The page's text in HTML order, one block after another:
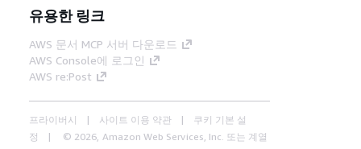
유용한 링크
AWS 문서 MCP 서버 다운로드
AWS Console에 로그인
AWS re:Post
프라이버시 사이트 이용 약관
쿠키 기본 설
정
© 2026, Amazon Web Services, Inc. 또는 계열